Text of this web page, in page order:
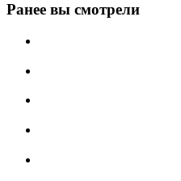
Ранее вы смотрели